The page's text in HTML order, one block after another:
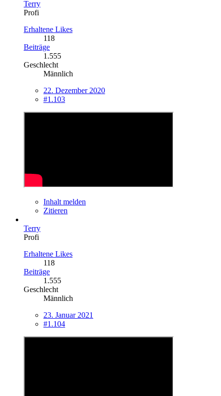
Terry
Profi
Erhaltene Likes
118
Beiträge
1.555
Geschlecht
Männlich
22. Dezember 2020
#1.103
Inhalt melden
Zitieren
Terry
Profi
Erhaltene Likes
118
Beiträge
1.555
Geschlecht
Männlich
23. Januar 2021
#1.104